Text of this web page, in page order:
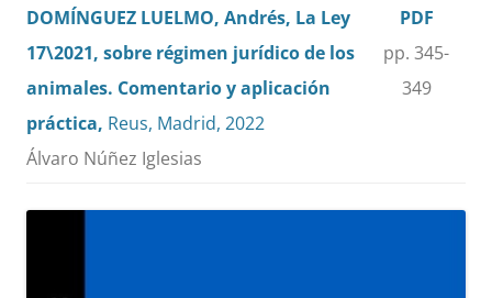
DOMÍNGUEZ LUELMO, Andrés, La Ley
17\2021, sobre régimen jurídico de los
animales. Comentario y aplicación
práctica, Reus, Madrid, 2022
Álvaro Núñez Iglesias
PDF
pp. 345-
349